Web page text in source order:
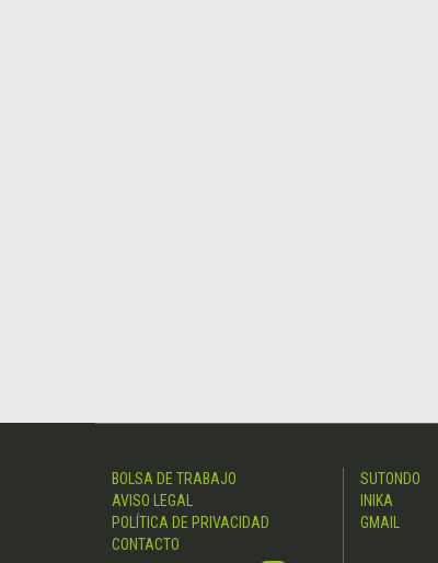
BOLSA DE TRABAJO
AVISO LEGAL
POLÍTICA DE PRIVACIDAD
CONTACTO
SUTONDO
INIKA
GMAIL